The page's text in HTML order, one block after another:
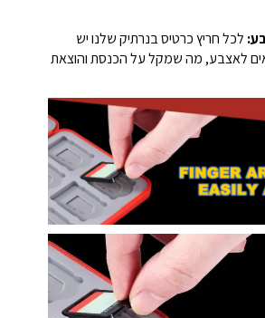
לכל חריץ כרטיס בנרתיק שלנו יש
לאצבע, מה שמקל על הכנסת והוצאת